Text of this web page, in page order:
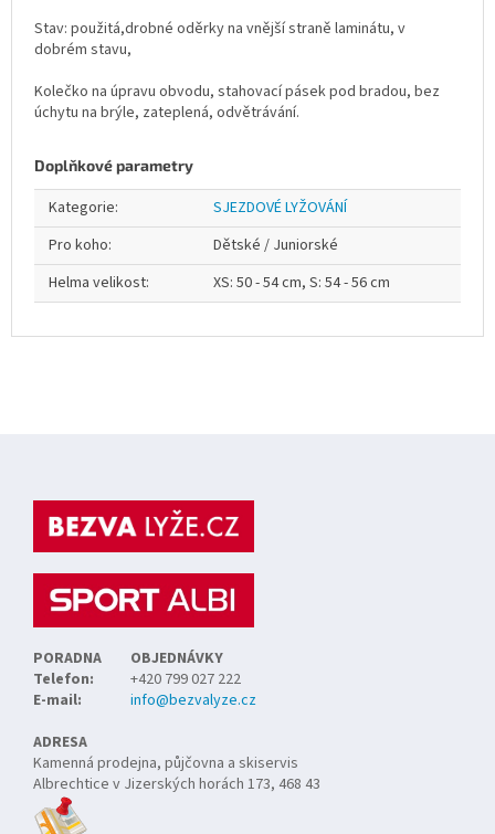
Stav: použitá,drobné oděrky na vnější straně laminátu, v
dobrém stavu,
Kolečko na úpravu obvodu, stahovací pásek pod bradou, bez
úchytu na brýle, zateplená, odvětrávání.
Doplňkové parametry
Kategorie:
SJEZDOVÉ LYŽOVÁNÍ
Pro koho:
Dětské / Juniorské
Helma velikost: XS: 50 - 54 cm, S: 54 - 56 cm
PORADNA
OBJEDNÁVKY
Telefon:
+420 799 027 222
E-mail:
info@bezvalyze.cz
ADRESA
Kamenná prodejna, půjčovna a skiservis
Albrechtice v Jizerských horách 173, 468 43